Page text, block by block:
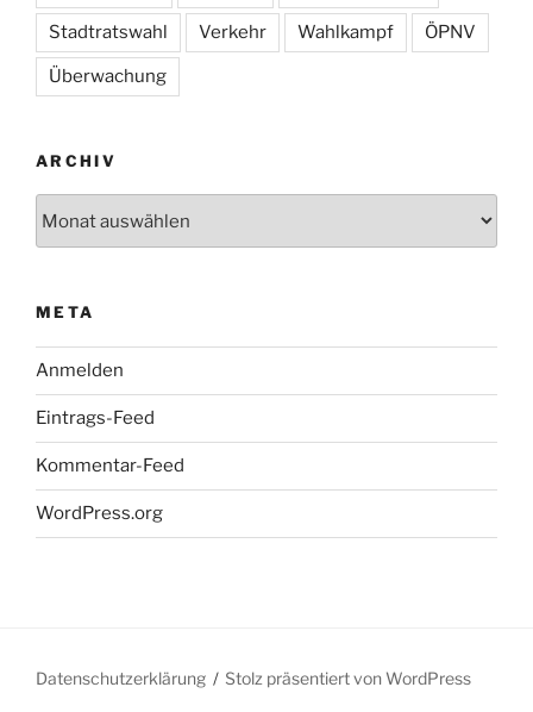
Stadtratswahl Verkehr Wahlkampf ÖPNV
Überwachung
ARCHIV
META
Anmelden
Eintrags-Feed
Kommentar-Feed
WordPress.org
Datenschutzerklärung Stolz präsentiert von WordPress